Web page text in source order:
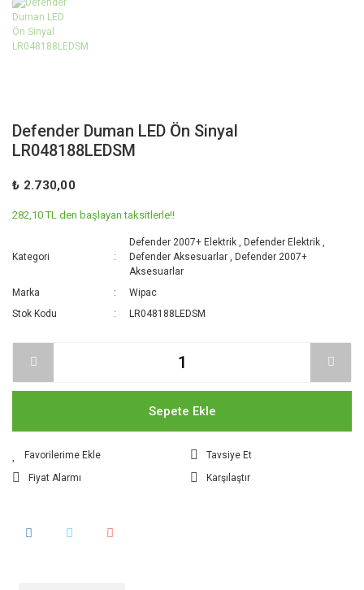
Defender Duman LED Ön Sinyal
LR048188LEDSM
₺ 2.730,00
282,10 TL den başlayan taksitlerle!!
Kategori
Defender 2007+ Elektrik ,Defender Elektrik
Defender Aksesuarlar
,Defender 2007+
Aksesuarlar
Marka
Wipac
Stok Kodu
LR048188LEDSM
Sepete Ekle
Tavsiye Et
Fiyat Alarmı
Karşılaştır